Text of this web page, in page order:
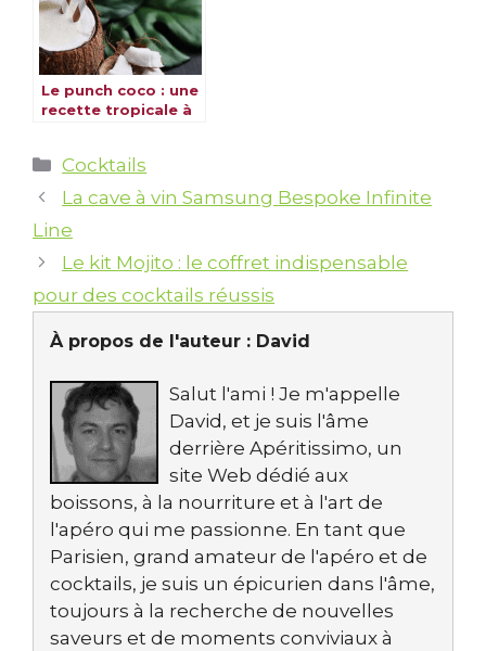
Le punch coco : une
recette tropicale à
Catégories
Cocktails
La cave à vin Samsung Bespoke Infinite
Line
Le kit Mojito : le coffret indispensable
pour des cocktails réussis
À propos de l'auteur : David
Salut l'ami ! Je m'appelle
David, et je suis l'âme
derrière Apéritissimo, un
site Web dédié aux
boissons, à la nourriture et à l'art de
l'apéro qui me passionne. En tant que
Parisien, grand amateur de l'apéro et de
cocktails, je suis un épicurien dans l'âme,
toujours à la recherche de nouvelles
saveurs et de moments conviviaux à